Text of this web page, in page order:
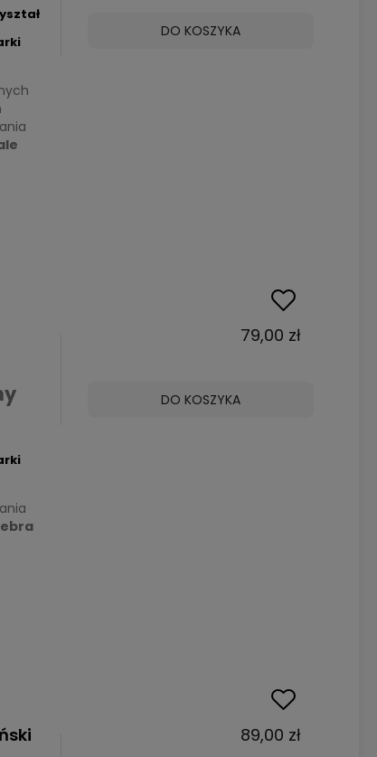
DO KOSZYKA
79,00 zł
DO KOSZYKA
89,00 zł